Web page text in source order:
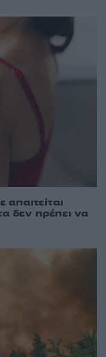
απαιτείται
δεν πρέπει να